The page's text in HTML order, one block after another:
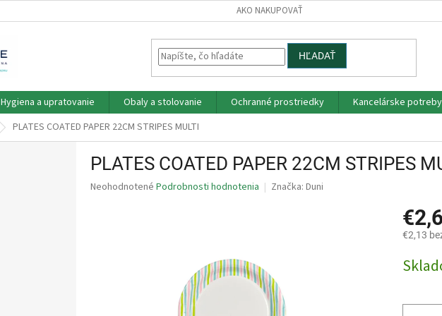
AKO NAKUPOVAŤ
HĽADAŤ
Hygiena a upratovanie Obaly a stolovanie Ochranné prostriedky Kancelárske potreby
PLATES COATED PAPER 22CM STRIPES MULTI
PLATES COATED PAPER 22CM STRIPES
Priemerné
Neohodnotené Podrobnosti hodnotenia Značka: Duni
€2,13
cena: